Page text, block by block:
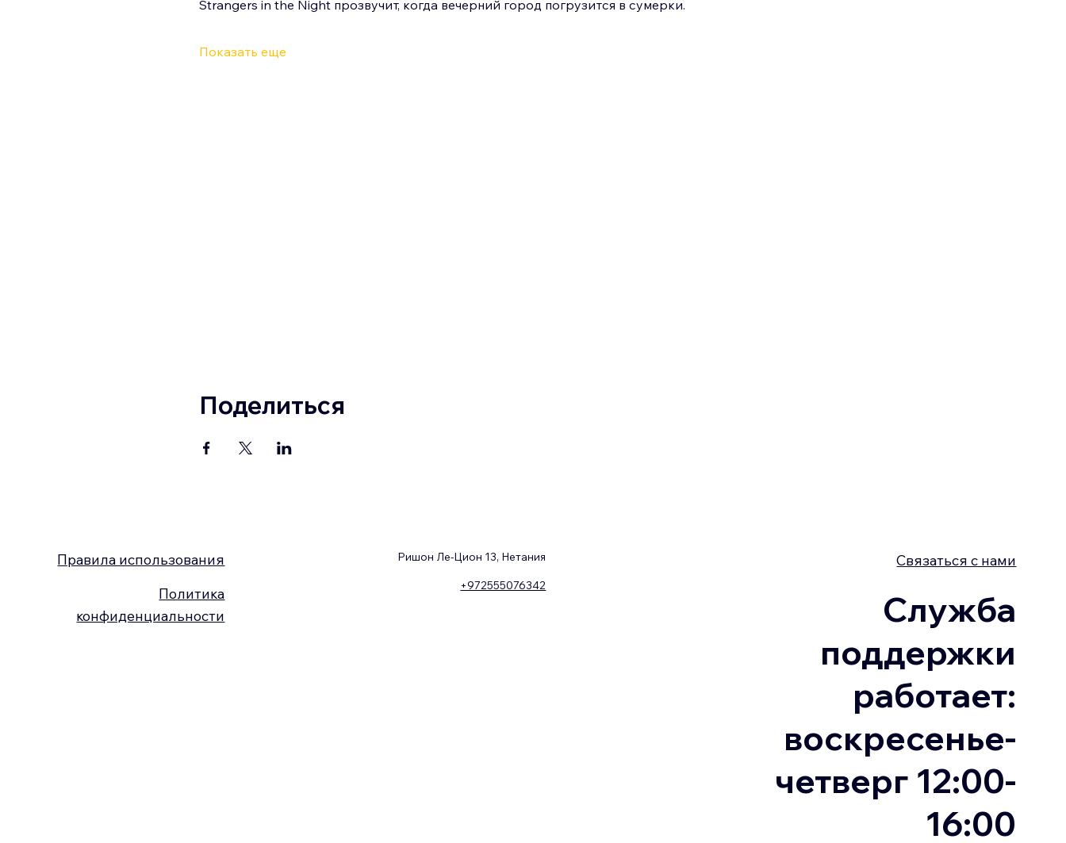
Strangers in the Night прозвучит, когда вечерний город погрузится в сумерки.
Показать еще
Поделиться
Правила использования
Политика
конфиденциальности
Ришон Ле-Цион 13, Нетания
+972555076342
Связаться с нами
Служба
поддержки
работает:
воскресенье-
четверг 12:00-
16:00